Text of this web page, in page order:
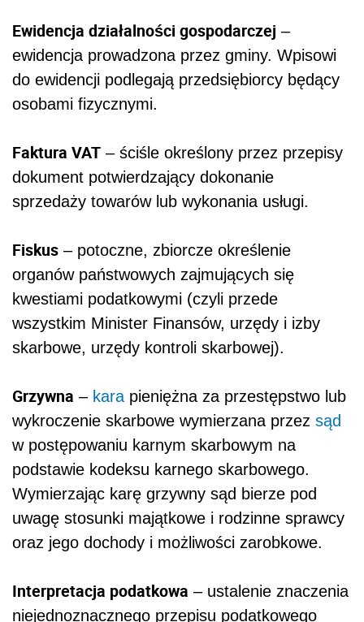
Ewidencja działalności gospodarczej –
ewidencja prowadzona przez gminy. Wpisowi
do ewidencji podlegają przedsiębiorcy będący
osobami fizycznymi.
Faktura VAT – ściśle określony przez przepisy
dokument potwierdzający dokonanie
sprzedaży towarów lub wykonania usługi.
Fiskus – potoczne, zbiorcze określenie
organów państwowych zajmujących się
kwestiami podatkowymi (czyli przede
wszystkim Minister Finansów, urzędy i izby
skarbowe, urzędy kontroli skarbowej).
Grzywna – kara pieniężna za przestępstwo lub
wykroczenie skarbowe wymierzana przez sąd
w postępowaniu karnym skarbowym na
podstawie kodeksu karnego skarbowego.
Wymierzając karę grzywny sąd bierze pod
uwagę stosunki majątkowe i rodzinne sprawcy
oraz jego dochody i możliwości zarobkowe.
Interpretacja podatkowa – ustalenie znaczenia
niejednoznacznego przepisu podatkowego